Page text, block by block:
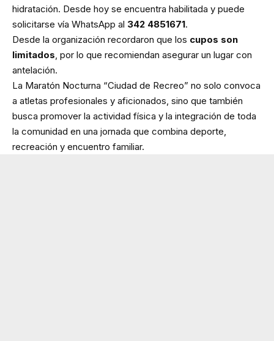
hidratación. Desde hoy se encuentra habilitada y puede
solicitarse vía WhatsApp al 342 4851671.
Desde la organización recordaron que los cupos son
limitados , por lo que recomiendan asegurar un lugar con
antelación.
La Maratón Nocturna “Ciudad de Recreo” no solo convoca
a atletas profesionales y aficionados, sino que también
busca promover la actividad física y la integración de toda
la comunidad en una jornada que combina deporte,
recreación y encuentro familiar.